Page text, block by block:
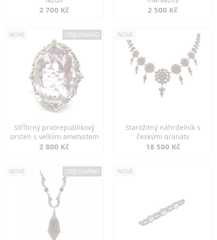
2 700 Kč 2 500 Kč
NOVÉ OBJEDNÁNO
Stříbrný prvorepublikový
prsten s velkým ametystem
2 800 Kč
NOVÉ
Starožitný náhrdelník s
českými granáty
18 500 Kč
NOVÉ OBJEDNÁNO NOVÉ